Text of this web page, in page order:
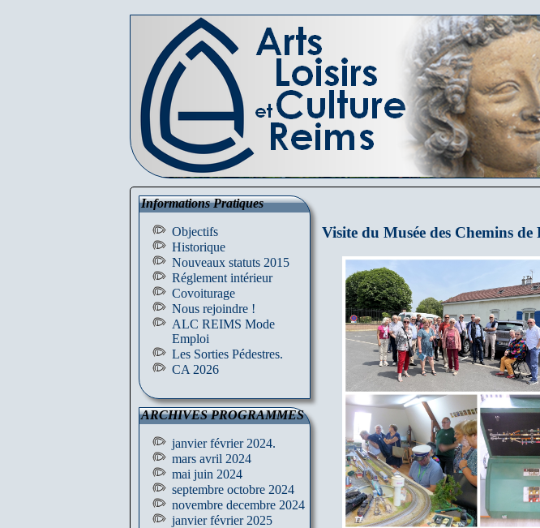
Informations Pratiques
Objectifs
Historique
Nouveaux statuts 2015
Réglement intérieur
Covoiturage
Nous rejoindre !
ALC REIMS Mode
Emploi
Les Sorties Pédestres.
CA 2026
ARCHIVES PROGRAMMES
janvier février 2024.
mars avril 2024
mai juin 2024
septembre octobre 2024
novembre decembre 2024
janvier février 2025
Visite du Musée des Chemins